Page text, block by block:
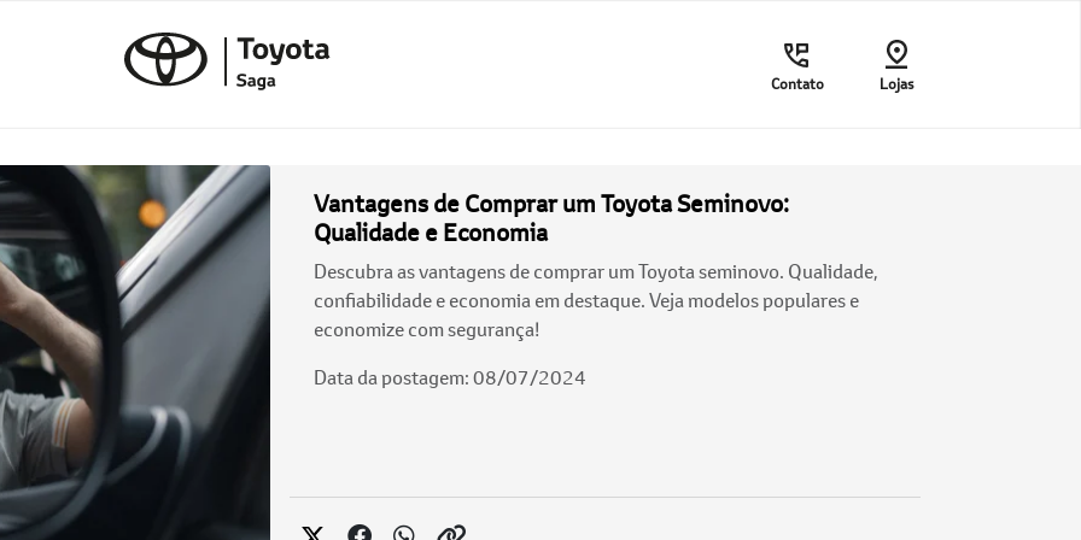
Contato Lojas
Vantagens de Comprar um Toyota Seminovo:
Qualidade e Economia
Descubra as vantagens de comprar um Toyota seminovo. Qualidade,
confiabilidade e economia em destaque. Veja modelos populares e
economize com segurança!
Data da postagem: 08/07/2024